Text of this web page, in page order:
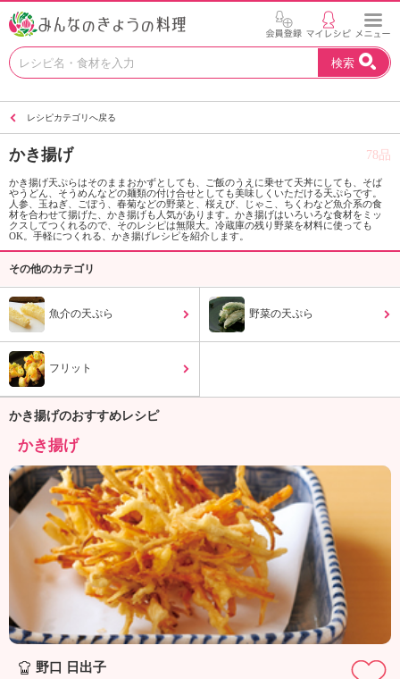
お
い
を
見
つ
け
よ
。
K
エ
ョ
ナ
ル
「
み
ん
な
の
ょ
検索
レシピカテゴリへ戻る
かき揚げ 78品
かき揚げ天ぷらはそのままおかずとしても、ご飯のうえに乗せて天丼にしても、そば
やうどん、そうめんなどの麺類の付け合せとしても美味しくいただける天ぷらです。
人参、玉ねぎ、ごぼう、春菊などの野菜と、桜えび、じゃこ、ちくわなど魚介系の食
材を合わせて揚げた、かき揚げも人気があります。かき揚げはいろいろな食材をミッ
クスしてつくれるので、そのレシピは無限大。冷蔵庫の残り野菜を材料に使っても
OK。手軽につくれる、かき揚げレシピを紹介します。
その他のカテゴリ
魚介の天ぷら 野菜の天ぷら
フリット
かき揚げのおすすめレシピ
かき揚げ
野口 日出子